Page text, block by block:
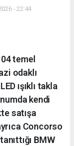
- 22:44
temel
odaklı
ışıklı takla
kendi
satışa
Concorso
BMW